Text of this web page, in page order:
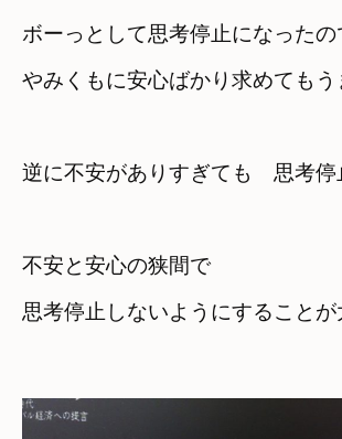
ボーっとして思考停止になったの
やみくもに安心ばかり求めても
逆に不安がありすぎても　思考停
不安と安心の狭間で
思考停止しないようにすること